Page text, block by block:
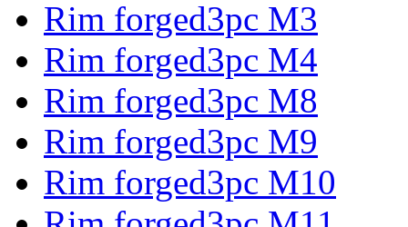
Rim forged3pc M3
Rim forged3pc M4
Rim forged3pc M8
Rim forged3pc M9
Rim forged3pc M10